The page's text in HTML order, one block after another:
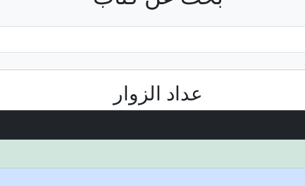
عداد الزوار